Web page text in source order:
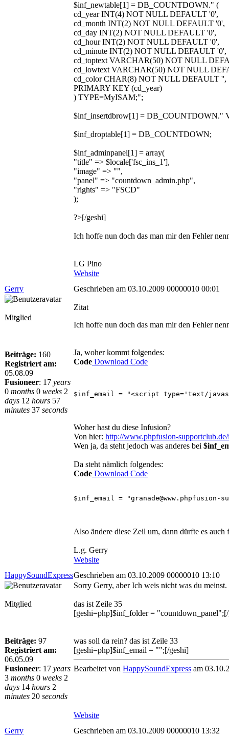
$inf_newtable[1] = DB_COUNTDOWN." (
cd_year INT(4) NOT NULL DEFAULT '0',
cd_month INT(2) NOT NULL DEFAULT '0',
cd_day INT(2) NOT NULL DEFAULT '0',
cd_hour INT(2) NOT NULL DEFAULT '0',
cd_minute INT(2) NOT NULL DEFAULT '0',
cd_toptext VARCHAR(50) NOT NULL
cd_lowtext VARCHAR(50) NOT NULL
cd_color CHAR(8) NOT NULL DEFAULT '',
PRIMARY KEY (cd_year)
) TYPE=MyISAM;";
$inf_insertdbrow[1] = DB_COUNTDOWN."
$inf_droptable[1] = DB_COUNTDOWN;
$inf_adminpanel[1] = array(
"title" => $locale['fsc_ins_1'],
"image" => "",
"panel" => "countdown_admin.php",
"rights" => "FSCD"
);
?>[/geshi]
Ich hoffe nun doch das man mir den Fehler
LG Pino
Website
Gerry
Geschrieben am 03.10.2009 00000010 00:01
Mitglied
Beiträge: 160
Registriert am:
05.08.09
Fusioneer: 17 years
0 months 0 weeks 2
days 12 hours 57
minutes 37 seconds
Zitat
Ich hoffe nun doch das man mir den Fehler
Ja, woher kommt folgendes:
Code Download Code
$inf_email = "<script type='text/
Woher hast du diese Infusion?
Von hier: http://www.phpfusion-
Wen ja, da steht jedoch was anderes bei
Da steht nämlich folgendes:
Code Download Code
$inf_email = "granade@www.phpfusion-
Also ändere diese Zeil um, dann dürfte es
L.g. Gerry
Website
HappySoundExpressGeschrieben am 03.10.2009 00000010 13:10
Mitglied
Beiträge: 97
Registriert am:
06.05.09
Fusioneer: 17 years
3 months 0 weeks 2
days 14 hours 2
minutes 20 seconds
Sorry Gerry, aber Ich weis nicht was du
das ist Zeile 35
[geshi=php]$inf_folder =
was soll da rein? das ist Zeile 33
[geshi=php]$inf_email = "";[/geshi]
Bearbeitet von HappySoundExpress am
Website
Gerry
Geschrieben am 03.10.2009 00000010 13:32